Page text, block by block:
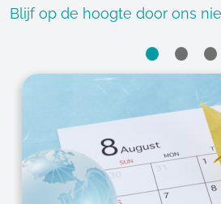
Blijf op de hoogte door ons